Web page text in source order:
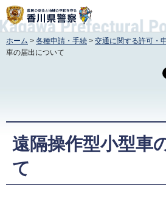
香川県警察
ホーム > 各種申請・手続 > 交通に関する許可・
車の届出について
遠隔操作型小型車
て